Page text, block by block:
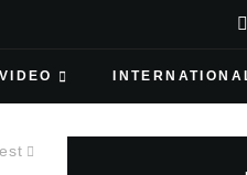
VIDEO